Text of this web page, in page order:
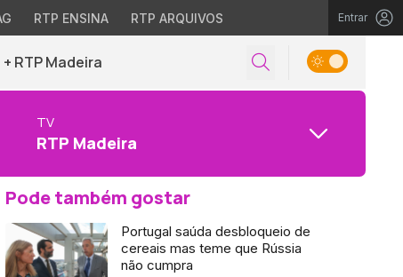
RTP ENSINA RTP ARQUIVOS Entrar
+ RTP Madeira
TV
RTP Madeira
Pode também gostar
Portugal saúda desbloqueio de
cereais mas teme que Rússia
não cumpra